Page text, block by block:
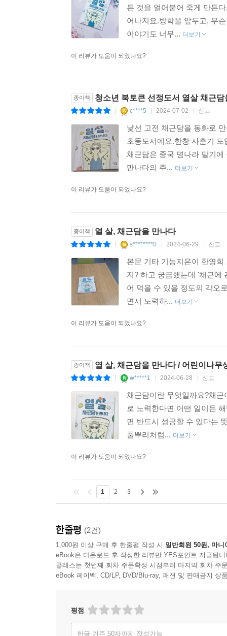
든 것을 얼어붙어 죽게 만든
어나지요.방학을 앞두고, 무
이야기도 너무... 더보기
이 리뷰가 도움이 되었나요?
종이책 청소년 북토큰 선정도서 열살 채근담
c****5 2024-07-02 신고
낯선 고전 채근담을 동화로
초등도서에요.한창 사춘기
채근담은 중국 명나라 말기
만나다의 주... 더보기
이 리뷰가 도움이 되었나요?
종이책 열 살, 채근담을 만나다
s********0 2024-06-29 신고
본문 기타 기능지은이 한영
지? 하고 궁금했는데 '채근에
어 먹을 수 있을 정도의 각오
면서 노력하... 더보기
이 리뷰가 도움이 되었나요?
종이책 열 살, 채근담을 만나다 / 어린이나무
w*****1 2024-06-28 신고
채근담이란 무엇일까요?채
로 노력한다면 어떤 일이든
면 반드시 성공할 수 있다는
풀뿌리처럼... 더보기
이 리뷰가 도움이 되었나요?
1 2 3
한줄평 (2건)
1,000원 이상 구매 후 한줄평 작성 시 일반회원 50원, 마니
eBook은 다운로드 후 작성한 리뷰만 YES포인트 지급됩니
클래스는 첫번째 회차 주문확정 시점부터 마지막 회차 주
eBook 페이백, CD/LP, DVD/Blu-ray, 패션 및 판매금지 상
평점
한글 기준 50자까지 작성가능